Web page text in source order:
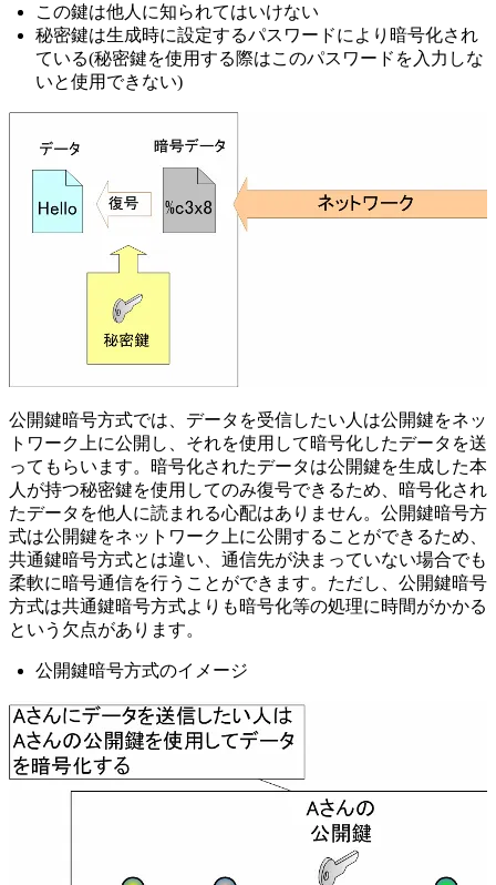
この鍵は他人に知られてはいけない
秘密鍵は生成時に設定するパスワードにより暗号化され
ている(秘密鍵を使用する際はこのパスワードを入力しな
いと使用できない)
公開鍵暗号方式では、データを受信したい人は公開鍵をネッ
トワーク上に公開し、それを使用して暗号化したデータを送
ってもらいます。暗号化されたデータは公開鍵を生成した本
人が持つ秘密鍵を使用してのみ復号できるため、暗号化され
たデータを他人に読まれる心配はありません。公開鍵暗号方
式は公開鍵をネットワーク上に公開することができるため、
共通鍵暗号方式とは違い、通信先が決まっていない場合でも
柔軟に暗号通信を行うことができます。ただし、公開鍵暗号
方式は共通鍵暗号方式よりも暗号化等の処理に時間がかかる
という欠点があります。
公開鍵暗号方式のイメージ